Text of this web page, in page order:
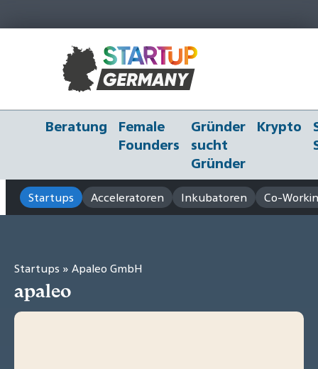
Beratung
Female
Founders
Gründer
sucht
Gründer
Krypto
Startups Acceleratoren Inkubatoren Co-
Startups » Apaleo GmbH
apaleo